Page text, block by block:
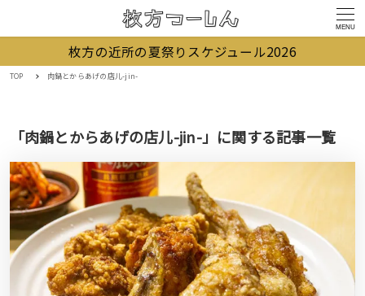
MENU
枚方の近所の夏祭りスケジュール2026
TOP 肉鍋とからあげの店儿-jin-
「肉鍋とからあげの店儿-jin-」に関する記事一覧